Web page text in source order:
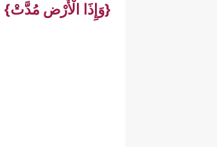
{وَإِذَا الْأَرْض مُدَّتْ}